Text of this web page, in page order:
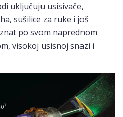
uključuju usisivače,
sušilice za ruke i još
po svom naprednom
visokoj usisnoj snazi i